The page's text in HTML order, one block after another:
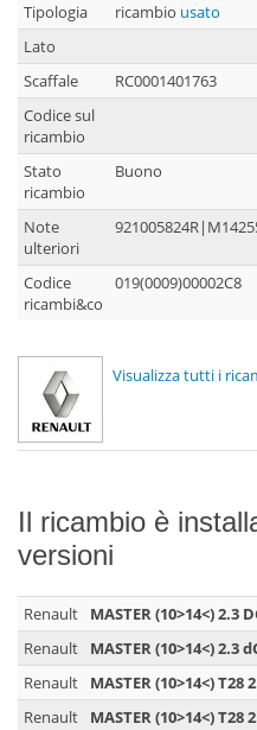
Tipologia ricambio usato
Lato
Scaffale
RC0001401763
Codice sul
ricambio
Stato
ricambio
Buono
Note
ulteriori
Codice
ricambi&co
019(0009)00002C8
Visualizza tutti i
Il ricambio è
versioni
Renault
MASTER (10>14<) 2.3
Renault
MASTER (10>14<) 2.3
Renault
MASTER (10>14<) T28
Renault
MASTER (10>14<) T28